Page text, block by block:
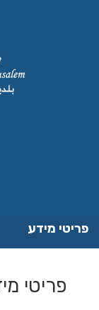
פריטי מידע
פריטי